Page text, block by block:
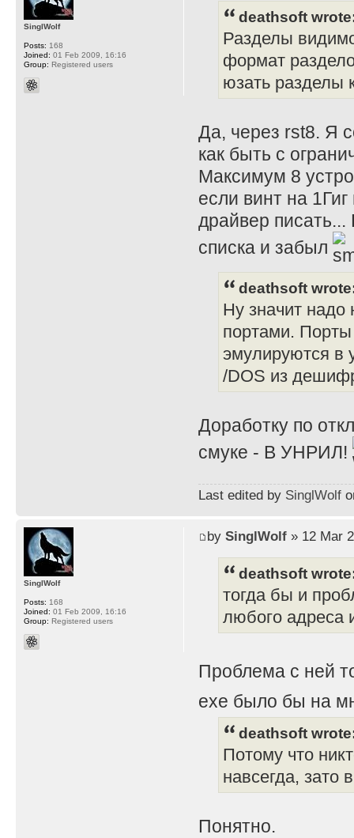
deathsoft
Разделы
формат
юзать разделы
Да, через rst8. Я
как быть с
Максимум 8
если винт на
драйвер
списка и забыл
deathsoft
Ну значит
портами.
эмулируются в
/DOS из
Доработку по
смуке - В УНРИЛ!
Last edited by SinglWolf
SinglWolf
Posts: 168
Joined: 01 Feb 2009, 16:16
Group: Registered users
by SinglWolf» 12 Mar
deathsoft
тогда бы и
любого адреса
Проблема с ней
exe было бы на
deathsoft
Потому что
навсегда, зато
Понятно.
SinglWolf
Posts: 168
Joined: 01 Feb 2009, 16:16
Group: Registered users